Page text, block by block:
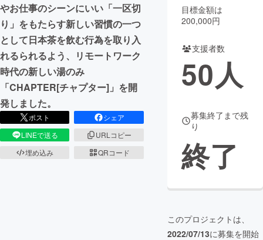
CAMPFIREふるさと納税machi-ya コミュニティ
やお仕事のシーンにいい「一区切
り」をもたらす新しい習慣の一つ
として日本茶を飲む行為を取り入
れるられるよう、リモートワーク
時代の新しい湯のみ
「CHAPTER[チャプター]」を開
発しました。
ポスト
シェア
LINEで送る
URLコピー
埋め込み
QRコード
目標金額は
200,000円
支援者数
50人
募集終了まで残
り
終了
このプロジェクトは、
2022/07/13に募集を開始